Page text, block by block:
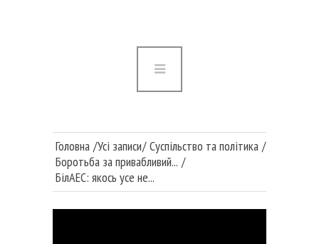
Війна в Україні
Публікації
Головна Усі записи Суспільство та політика
Боротьба за привабливий...
БілАЕС: якось усе не...